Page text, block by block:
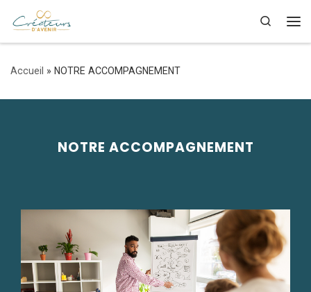
Skip to content Search
Accueil » NOTRE ACCOMPAGNEMENT
NOTRE ACCOMPAGNEMENT